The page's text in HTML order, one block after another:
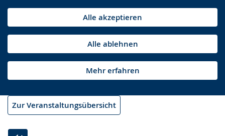
Alle akzeptieren
Alle ablehnen
Mehr erfahren
Zur Veranstaltungsübersicht